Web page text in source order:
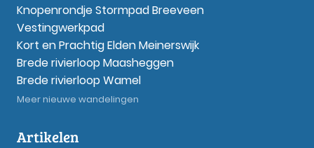
Knopenrondje Stormpad Breeveen
Vestingwerkpad
Kort en Prachtig Elden Meinerswijk
Brede rivierloop Maasheggen
Brede rivierloop Wamel
Meer nieuwe wandelingen
Artikelen